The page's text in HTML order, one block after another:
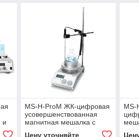
и
MS-H-ProM ЖК-цифровая
усовершенствованная
магнитная мешалка с
подогревом и таймером
Цену уточняйте
MS-